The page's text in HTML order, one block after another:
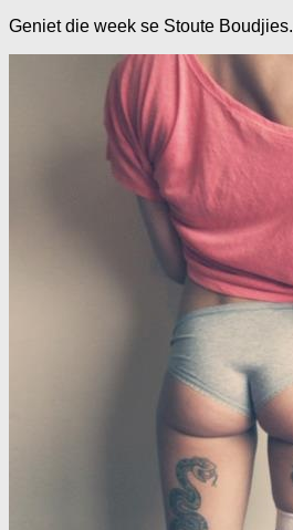
Geniet die week se Stoute Boudjies.